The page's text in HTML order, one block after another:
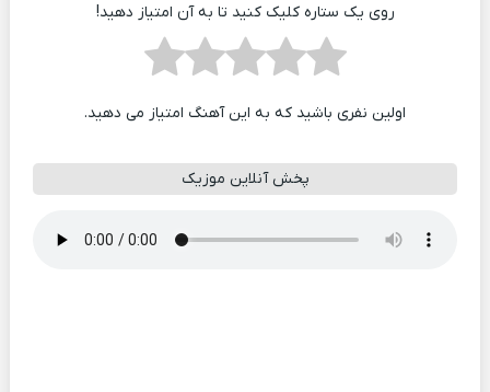
روی یک ستاره کلیک کنید تا به آن امتیاز دهید!
اولین نفری باشید که به این آهنگ امتیاز می دهید.
پخش آنلاین موزیک